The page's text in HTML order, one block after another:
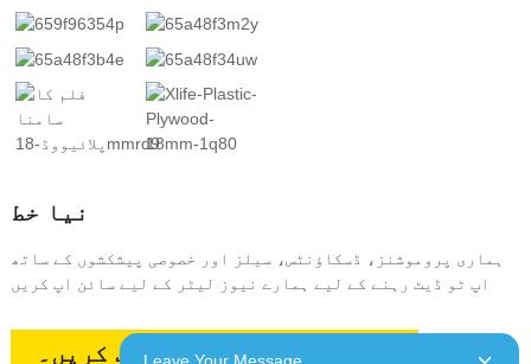
نیا خط
ہماری پروموشنز، ڈسکاؤنٹس، سیلز اور خصوصی پیشکشوں کے ساتھ
اپ ٹو ڈیٹ رہنے کے لیے ہمارے نیوز لیٹر کے لیے سائن اپ کریں
ایک اقتباس کی درخواست کریں۔
Leave Your Message